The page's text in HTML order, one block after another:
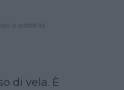
di vela. È